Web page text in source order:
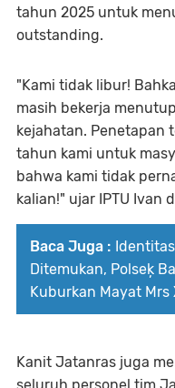
tahun 2025 untuk
outstanding.
"Kami tidak libur!
masih bekerja
kejahatan. Penetapan
tahun kami untuk
bahwa kami tidak
kalian!" ujar IPTU Ivan
Baca Juga :
Ditemukan, Polseķ
Kuburkan Mayat Mrs
Kanit Jatanras juga